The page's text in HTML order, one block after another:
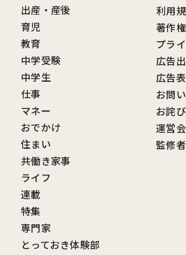
出産・産後
育児
教育
中学受験
中学生
仕事
マネー
おでかけ
住まい
共働き家事
ライフ
連載
特集
専門家
とっておき体験部
利用
著作
プラ
広告
広告
お問
お詫
運営
監修